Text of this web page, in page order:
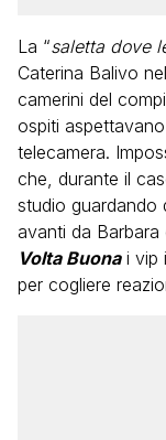
La “saletta dove
Caterina Balivo
camerini del
ospiti
telecamera.
che, durante il
studio guardando
avanti da Barbara
Volta Buona i vip
per cogliere